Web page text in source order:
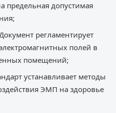
предельная допустимая
регламентирует
полей в
помещений;
устанавливает методы
ЭМП на здоровье